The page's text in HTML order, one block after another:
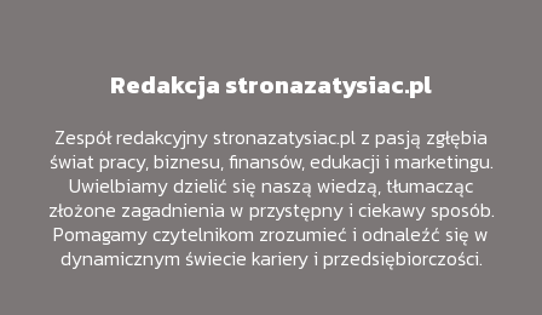
Redakcja stronazatysiac.pl
Zespół redakcyjny stronazatysiac.pl z pasją zgłębia
świat pracy, biznesu, finansów, edukacji i marketingu.
Uwielbiamy dzielić się naszą wiedzą, tłumacząc
złożone zagadnienia w przystępny i ciekawy sposób.
Pomagamy czytelnikom zrozumieć i odnaleźć się w
dynamicznym świecie kariery i przedsiębiorczości.